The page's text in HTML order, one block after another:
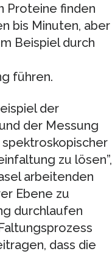
Proteine finden
bis Minuten, aber
Beispiel durch
führen.
der
der Messung
zu lösen”,
arbeitenden
Ebene zu
durchlaufen
dass die